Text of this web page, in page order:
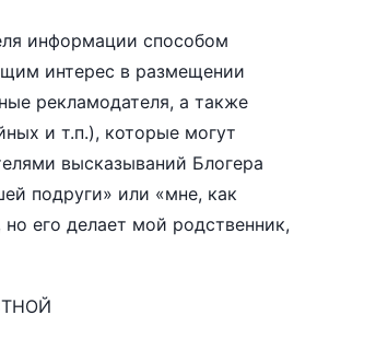
информации способом
интерес в размещении
рекламодателя, а также
и т.п.), которые могут
высказываний Блогера
подруги» или «мне, как
его делает мой родственник,